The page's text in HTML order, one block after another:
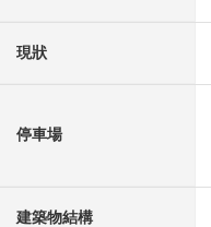
現狀
停車場
建築物結構